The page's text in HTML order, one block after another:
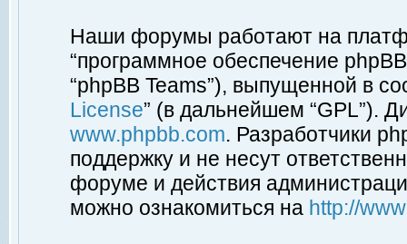
Наши форумы работают на
“программное обеспечение
“phpBB Teams”), выпущенной в
License” (в дальнейшем “GPL”).
www.phpbb.com. Разработчики
поддержку и не несут
форуме и действия
можно ознакомиться на http://